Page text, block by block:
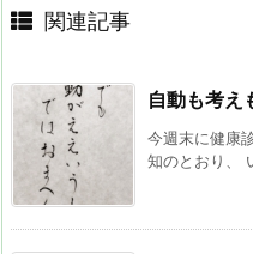
関連記事
自動も考え
今週末に健康
知のとおり、